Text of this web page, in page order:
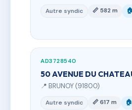
Autre syndic 📏 582 m
AD3728540
50 AVENUE DU
📍 BRUNOY (91800)
Autre syndic 📏 617 m